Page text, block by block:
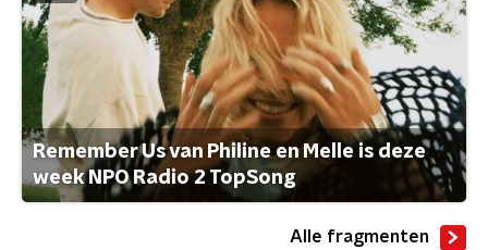
Remember Us van Philine en Melle is deze
week NPO Radio 2 TopSong
Alle fragmenten